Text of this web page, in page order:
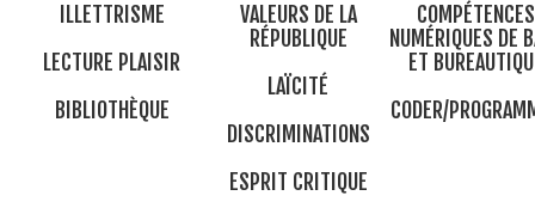
ILLETTRISME
LECTURE PLAISIR
BIBLIOTHÈQUE
VALEURS DE LA
RÉPUBLIQUE
LAÏCITÉ
DISCRIMINATIONS
ESPRIT CRITIQUE
COMPÉTENCES
NUMÉRIQUES DE
ET
CODER/